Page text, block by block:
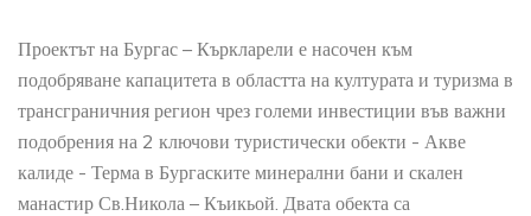
Проектът на Бургас – Къркларели е насочен към
подобряване капацитета в областта на културата и туризма в
трансграничния регион чрез големи инвестиции във важни
подобрения на 2 ключови туристически обекти - Акве
калиде - Терма в Бургаските минерални бани и скален
манастир Св.Никола – Къикьой. Двата обекта са